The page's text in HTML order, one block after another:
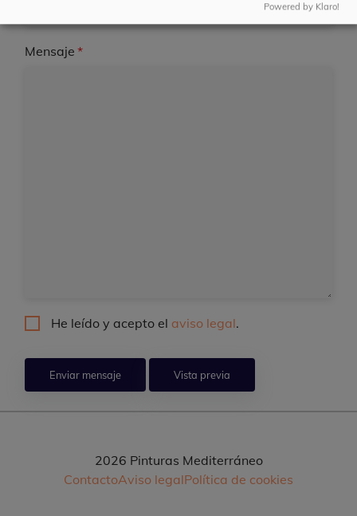
Mensaje
He leído y acepto el aviso legal.
2026 Pinturas Mediterráneo
ContactoAviso legalPolítica de cookies
Powered by Klaro!